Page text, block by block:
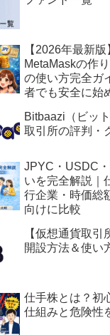
【2026年最新版
MetaMaskの作
の使い方完全ガ
者でも安全に始
Bitbaazi（ビット
取引所の評判・
JPYC・USDC
いを完全解説｜
行企業・時価総
向けに比較
【仮想通貨取引
開設方法＆使い
仕手株とは？初
仕組みと危険性